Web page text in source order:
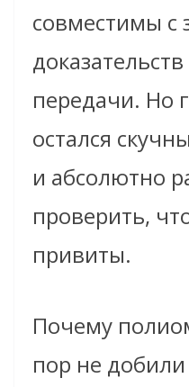
совместимы с
передачи. Но
остался
и абсолютно
проверить,
привиты.
Почему
пор не